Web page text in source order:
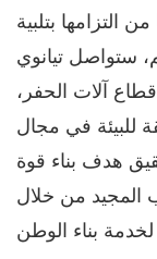
التزامها بتلبية
ستواصل تيانوي
قطاع آلات الحفر،
للبيئة في مجال
هدف بناء قوة
المجيد من خلال